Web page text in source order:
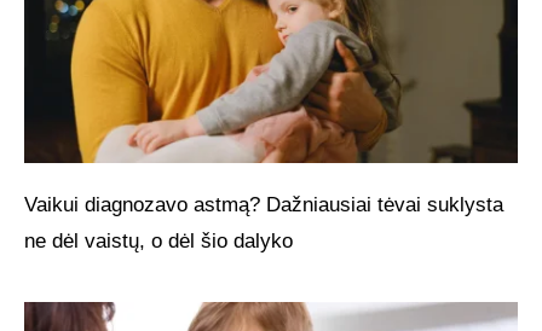
Vaikui diagnozavo astmą? Dažniausiai tėvai suklysta
ne dėl vaistų, o dėl šio dalyko